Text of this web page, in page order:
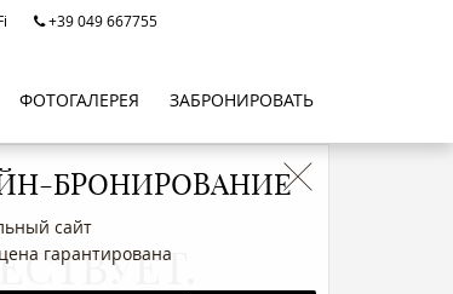
+39 049 667755
ФОТОГАЛЕРЕЯ ЗАБРОНИРОВАТЬ
БРОНИРОВАНИЕ
сайт
гарантирована